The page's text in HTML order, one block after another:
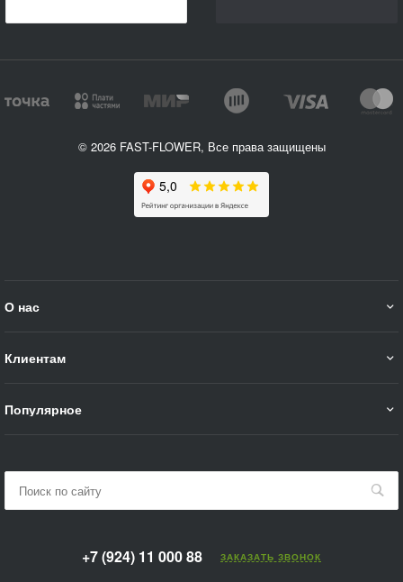
© 2026 FAST-FLOWER, Все права защищены
О нас
Клиентам
Популярное
+7 (924) 11 000 88 ЗАКАЗАТЬ ЗВОНОК